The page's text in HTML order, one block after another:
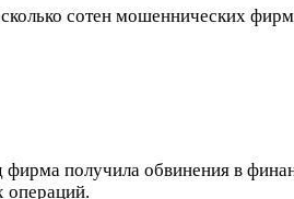
сотен мошеннических
получила обвинения в
операций.